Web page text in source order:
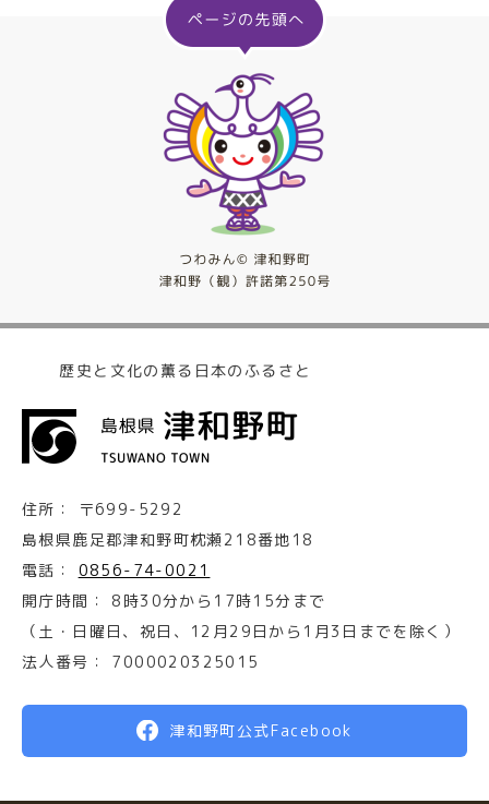
歴史と文化の薫る日本のふるさと
住所：
〒699-5292
島根県鹿足郡津和野町枕瀬218番地18
電話：
0856-74-0021
開庁時間：
8時30分から17時15分まで
（土・日曜日、祝日、12月29日から1月3日までを除く）
法人番号：
7000020325015
津和野町公式Facebook